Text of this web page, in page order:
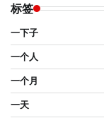
标签
一下子
一个人
一个月
一天